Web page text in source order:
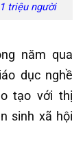
triệu người
năm qua
dục nghề
tạo với thị
sinh xã hội